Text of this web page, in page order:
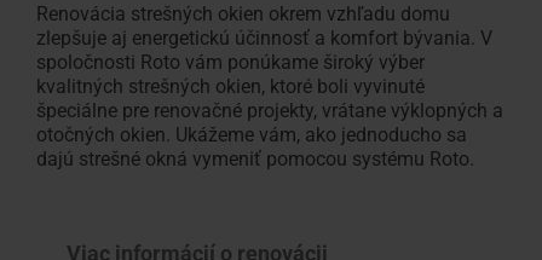
Renovácia strešných okien okrem vzhľadu domu
zlepšuje aj energetickú účinnosť a komfort bývania. V
spoločnosti Roto vám ponúkame široký výber
kvalitných strešných okien, ktoré boli vyvinuté
špeciálne pre renovačné projekty, vrátane výklopných a
otočných okien. Ukážeme vám, ako jednoducho sa
dajú strešné okná vymeniť pomocou systému Roto.
Viac informácií o renovácii